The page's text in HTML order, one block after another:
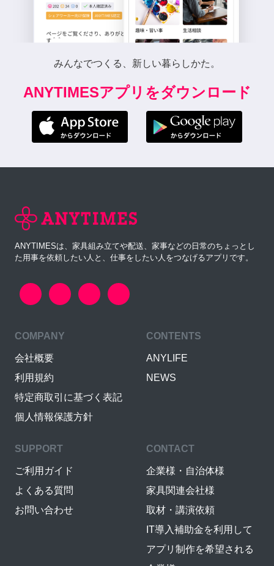
みんなでつくる、新しい暮らしかた。
ANYTIMESアプリをダウンロード
ANYTIMESは、家具組み立てや配送、家事などの日常のちょっとし
た用事を依頼したい人と、仕事をしたい人をつなげるアプリです。
COMPANY
会社概要
利用規約
特定商取引に基づく表記
個人情報保護方針
CONTENTS
ANYLIFE
NEWS
SUPPORT
ご利用ガイド
よくある質問
お問い合わせ
CONTACT
企業様・自治体様
家具関連会社様
取材・講演依頼
IT導入補助金を利用して
アプリ制作を希望される